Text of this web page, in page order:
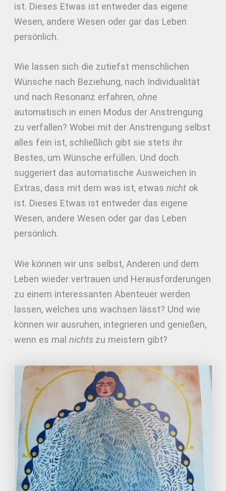
ist. Dieses Etwas ist entweder das eigene
Wesen, andere Wesen oder gar das Leben
persönlich.
Wie lassen sich die zutiefst menschlichen
Wünsche nach Beziehung, nach Individualität
und nach Resonanz erfahren,ohne
automatisch in einen Modus der Anstrengung
zu verfallen? Wobei mit der Anstrengung selbst
alles fein ist, schließlich gibt sie stets ihr
Bestes, um Wünsche erfüllen. Und doch
suggeriert das automatische Ausweichen in
Extras, dass mit dem was ist, etwasnicht ok
ist. Dieses Etwas ist entweder das eigene
Wesen, andere Wesen oder gar das Leben
persönlich.
Wie können wir uns selbst, Anderen und dem
Leben wieder vertrauen und Herausforderungen
zu einem interessanten Abenteuer werden
lassen, welches uns wachsen lässt? Und wie
können wir ausruhen, integrieren und genießen,
wenn es malnichts zu meistern gibt?